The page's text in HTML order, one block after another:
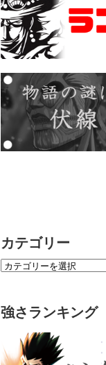
カテゴリー
強さランキング